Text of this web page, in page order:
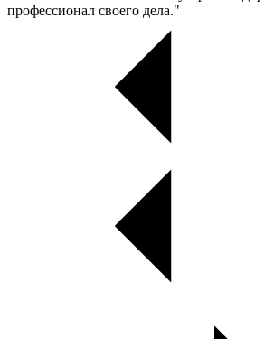
профессионал своего дела."